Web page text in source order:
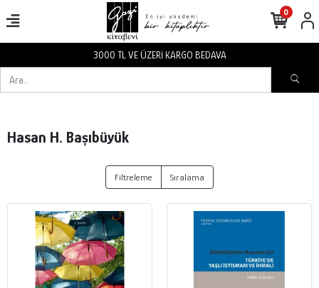
3000 TL VE ÜZERİ KARGO BEDAVA
0
Hasan H. Başıbüyük
Filtreleme Sıralama